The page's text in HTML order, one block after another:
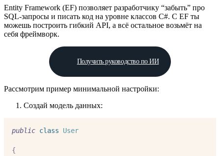
Entity Framework (EF) позволяет разработчику “забыть” про
SQL-запросы и писать код на уровне классов C#. С EF ты
можешь построить гибкий API, а всё остальное возьмёт на
себя фреймворк.
Получить руководство по ИИ
Рассмотрим пример минимальной настройки:
Создай модель данных:
public class User
{